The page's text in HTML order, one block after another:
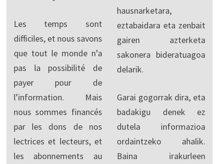
Les temps sont
difficiles, et nous savons
que tout le monde n’a
pas la possibilité de
payer pour de
l’information. Mais
nous sommes financés
par les dons de nos
lectrices et lecteurs, et
les abonnements au
hausnarketara,
eztabaidara eta zenbait
gairen azterketa
sakonera bideratuagoa
delarik.
Garai gogorrak dira, eta
badakigu denek ez
dutela informazioa
ordaintzeko ahalik.
Baina irakurleen